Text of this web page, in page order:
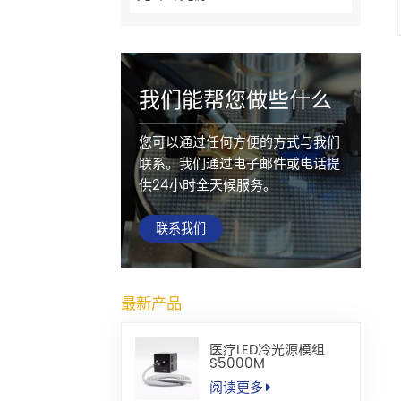
我们能帮您做些什么
您可以通过任何方便的方式与我们
联系。我们通过电子邮件或电话提
供24小时全天候服务。
联系我们
最新产品
医疗LED冷光源模组
S5000M
阅读更多